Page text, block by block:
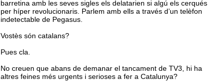
barretina amb les seves sigles els delatarien si algú els cerqués
per híper revolucionaris. Parlem amb ells a través d’un telèfon
indetectable de Pegasus.
Vostès són catalans?
Pues cla.
No creuen que abans de demanar el tancament de TV3, hi ha
altres feines més urgents i serioses a fer a Catalunya?